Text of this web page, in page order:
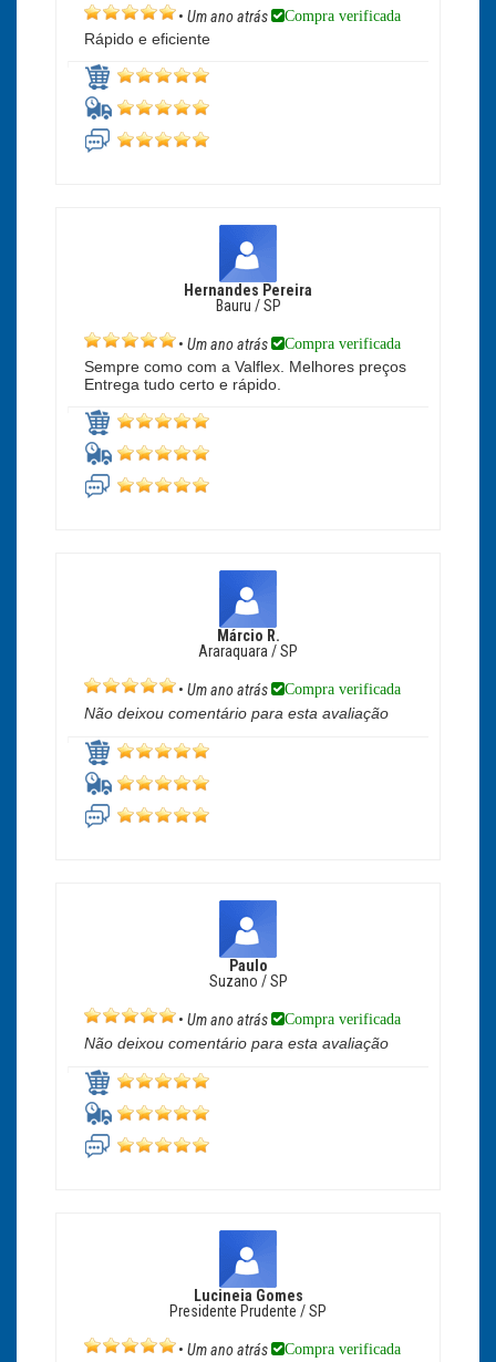
• Um ano atrás Compra verificada
Rápido e eficiente
Hernandes Pereira
Bauru / SP
• Um ano atrás Compra verificada
Sempre como com a Valflex. Melhores preços
Entrega tudo certo e rápido.
Márcio R.
Araraquara / SP
• Um ano atrás Compra verificada
Não deixou comentário para esta avaliação
Paulo
Suzano / SP
• Um ano atrás Compra verificada
Não deixou comentário para esta avaliação
Lucineia Gomes
Presidente Prudente / SP
• Um ano atrás Compra verificada